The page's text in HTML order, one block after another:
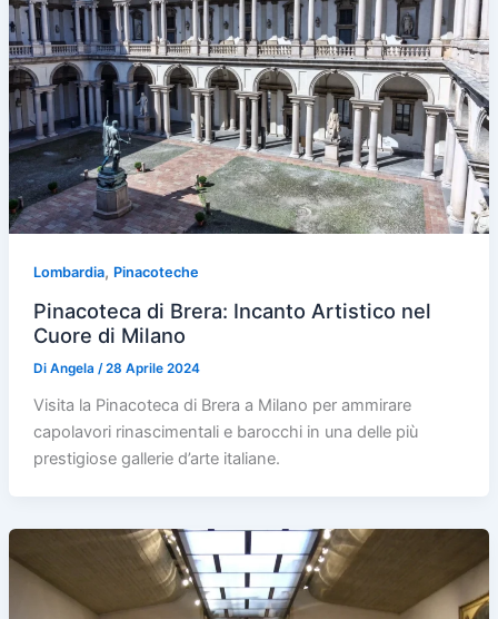
Lombardia, Pinacoteche
Pinacoteca di Brera: Incanto Artistico nel
Cuore di Milano
Di Angela /28 Aprile 2024
Visita la Pinacoteca di Brera a Milano per ammirare
capolavori rinascimentali e barocchi in una delle più
prestigiose gallerie d’arte italiane.